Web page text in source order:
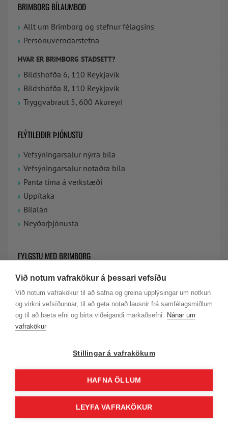
Við notum vafrakökur á þessari vefsíðu
Við notum vafrakökur til að safna og greina upplýsingar um notkun
og virkni vefsíðunnar, til að geta notað lausnir frá samfélagsmiðlum
og til að bæta efni og birta viðeigandi markaðsefni. Nánar um
vafrakökur
Stillingar á vafrakökum
HAFNA ÖLLUM
LEYFA VAFRAKÖKUR
BRIMBORG BÍLAUMBOÐ
Allt um Brimborg og stefnur félagsins
Persónuverndarstefna
HVAR ER BRIMBORG STAÐSETT?
Bíldshöfða 6, 110 Reykjavík
Bíldshöfða 8, 110 Reykjavík
Tryggvabraut 5, 600 Akureyri
FLÝTILEIÐIR ÞJÓNUSTU
Vefsýningarsalur nýrra bíla
Vefsýningarsalur notaðra bíla
Panta tíma á verkstæði
Uppítaka
Bílalán
Neyðarþjónusta
FYLGSTU MEÐ BRIMBORG
VIÐ ERUM Á FACEBOOK
LAUS STÖRF HJÁ BRIMBORG
© Höfundarréttur Brimborg | Persónuvernd|Skilmálar